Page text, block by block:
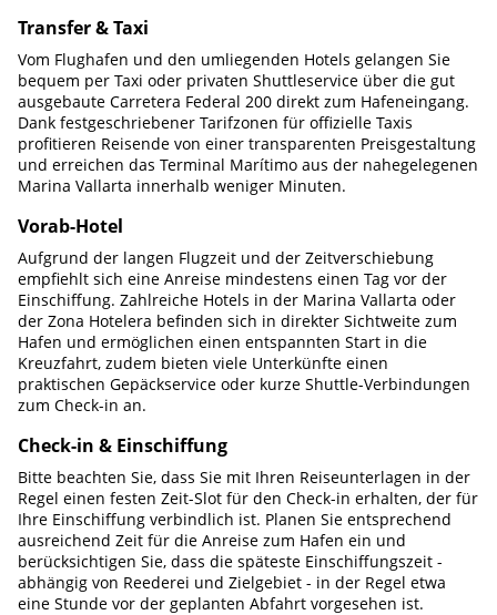
Transfer & Taxi
Vom Flughafen und den umliegenden Hotels gelangen Sie
bequem per Taxi oder privaten Shuttleservice über die gut
ausgebaute Carretera Federal 200 direkt zum Hafeneingang.
Dank festgeschriebener Tarifzonen für offizielle Taxis
profitieren Reisende von einer transparenten Preisgestaltung
und erreichen das Terminal Marítimo aus der nahegelegenen
Marina Vallarta innerhalb weniger Minuten.
Vorab-Hotel
Aufgrund der langen Flugzeit und der Zeitverschiebung
empfiehlt sich eine Anreise mindestens einen Tag vor der
Einschiffung. Zahlreiche Hotels in der Marina Vallarta oder
der Zona Hotelera befinden sich in direkter Sichtweite zum
Hafen und ermöglichen einen entspannten Start in die
Kreuzfahrt, zudem bieten viele Unterkünfte einen
praktischen Gepäckservice oder kurze Shuttle-Verbindungen
zum Check-in an.
Check-in & Einschiffung
Bitte beachten Sie, dass Sie mit Ihren Reiseunterlagen in der
Regel einen festen Zeit-Slot für den Check-in erhalten, der für
Ihre Einschiffung verbindlich ist. Planen Sie entsprechend
ausreichend Zeit für die Anreise zum Hafen ein und
berücksichtigen Sie, dass die späteste Einschiffungszeit -
abhängig von Reederei und Zielgebiet - in der Regel etwa
eine Stunde vor der geplanten Abfahrt vorgesehen ist.